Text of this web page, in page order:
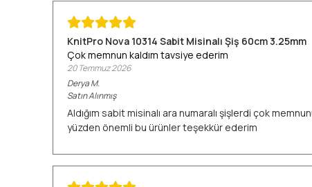
KnitPro Nova 10314 Sabit Misinalı Şiş 60cm 3.25mm
Çok memnun kaldım tavsiye ederim
20 Temmuz 2026
DeryaM.
Satın Alınmış
Aldığım sabit misinalı ara numaralı şişlerdi çok
yüzden önemli bu ürünler teşekkür ederim